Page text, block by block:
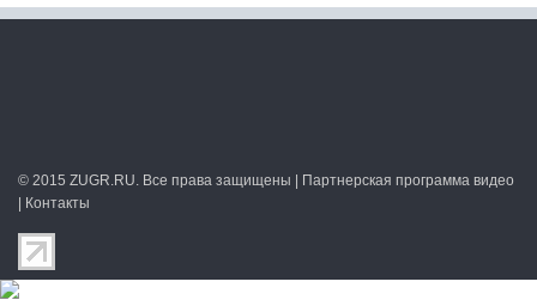
© 2015 ZUGR.RU. Все права защищены |
Партнерская программа видео
Контакты